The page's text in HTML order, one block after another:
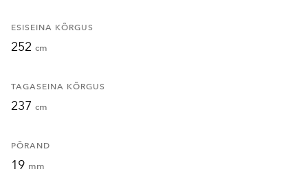
ESISEINA KÕRGUS
252 cm
TAGASEINA KÕRGUS
237 cm
PÕRAND
19 mm